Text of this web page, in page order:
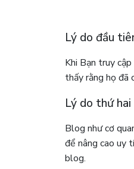
Lý do đầu
Khi Bạn truy
thấy rằng họ
Lý do thứ hai
Blog như cơ
để nâng cao uy
blog.